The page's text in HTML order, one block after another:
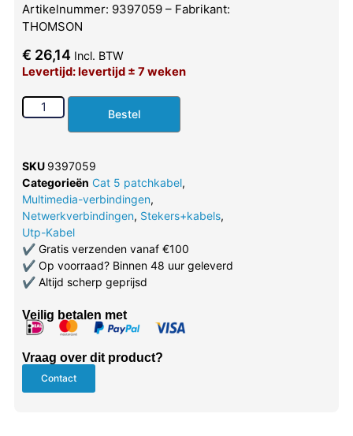
Artikelnummer: 9397059 – Fabrikant:
THOMSON
€ 26,14 Incl. BTW
Levertijd: levertijd ± 7 weken
Bestel
SKU 9397059
Categorieën Cat 5 patchkabel,
Multimedia-verbindingen,
Netwerkverbindingen, Stekers+kabels,
Utp-Kabel
✔Gratis verzenden vanaf €100
✔Op voorraad? Binnen 48 uur geleverd
✔Altijd scherp geprijsd
Veilig betalen met
Vraag over dit product?
Contact